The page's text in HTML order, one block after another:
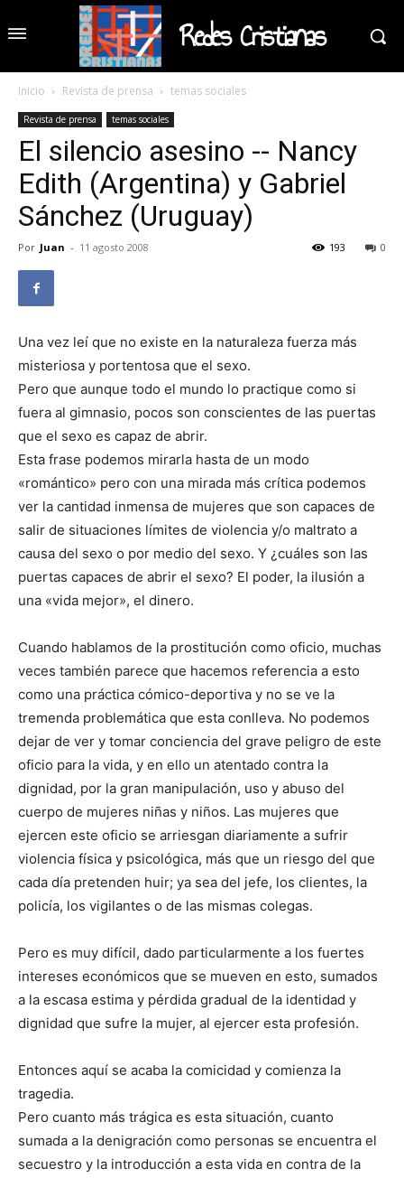
Redes Cristianas
Inicio Revista de prensa temas sociales
Revista de prensa temas sociales
El silencio asesino -- Nancy
Edith (Argentina) y Gabriel
Sánchez (Uruguay)
Por Juan - 11 agosto 2008 0
193
Una vez leí que no existe en la naturaleza fuerza más
misteriosa y portentosa que el sexo.
Pero que aunque todo el mundo lo practique como si
fuera al gimnasio, pocos son conscientes de las puertas
que el sexo es capaz de abrir.
Esta frase podemos mirarla hasta de un modo
«romántico» pero con una mirada más crítica podemos
ver la cantidad inmensa de mujeres que son capaces de
salir de situaciones límites de violencia y/o maltrato a
causa del sexo o por medio del sexo. Y ¿cuáles son las
puertas capaces de abrir el sexo? El poder, la ilusión a
una «vida mejor», el dinero.
Cuando hablamos de la prostitución como oficio, muchas
veces también parece que hacemos referencia a esto
como una práctica cómico-deportiva y no se ve la
tremenda problemática que esta conlleva. No podemos
dejar de ver y tomar conciencia del grave peligro de este
oficio para la vida, y en ello un atentado contra la
dignidad, por la gran manipulación, uso y abuso del
cuerpo de mujeres niñas y niños. Las mujeres que
ejercen este oficio se arriesgan diariamente a sufrir
violencia física y psicológica, más que un riesgo del que
cada día pretenden huir; ya sea del jefe, los clientes, la
policía, los vigilantes o de las mismas colegas.
Pero es muy difícil, dado particularmente a los fuertes
intereses económicos que se mueven en esto, sumados
a la escasa estima y pérdida gradual de la identidad y
dignidad que sufre la mujer, al ejercer esta profesión.
Entonces aquí se acaba la comicidad y comienza la
tragedia.
Pero cuanto más trágica es esta situación, cuanto
sumada a la denigración como personas se encuentra el
secuestro y la introducción a esta vida en contra de la